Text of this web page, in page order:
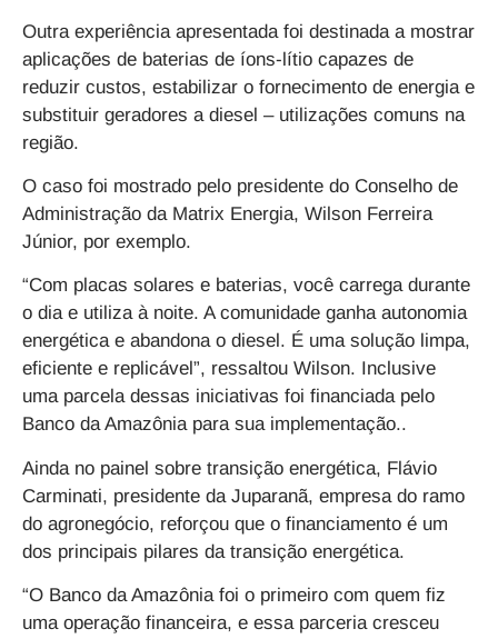
Outra experiência apresentada foi destinada a mostrar
aplicações de baterias de íons-lítio capazes de
reduzir custos, estabilizar o fornecimento de energia e
substituir geradores a diesel – utilizações comuns na
região.
O caso foi mostrado pelo presidente do Conselho de
Administração da Matrix Energia, Wilson Ferreira
Júnior, por exemplo.
“Com placas solares e baterias, você carrega durante
o dia e utiliza à noite. A comunidade ganha autonomia
energética e abandona o diesel. É uma solução limpa,
eficiente e replicável”, ressaltou Wilson. Inclusive
uma parcela dessas iniciativas foi financiada pelo
Banco da Amazônia para sua implementação..
Ainda no painel sobre transição energética, Flávio
Carminati, presidente da Juparanã, empresa do ramo
do agronegócio, reforçou que o financiamento é um
dos principais pilares da transição energética.
“O Banco da Amazônia foi o primeiro com quem fiz
uma operação financeira, e essa parceria cresceu